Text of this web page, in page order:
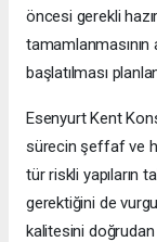
öncesi gerekli
tamamlanmasının
başlatılması
Esenyurt Kent
sürecin şeffaf ve
tür riskli yapıların
gerektiğini de
kalitesini